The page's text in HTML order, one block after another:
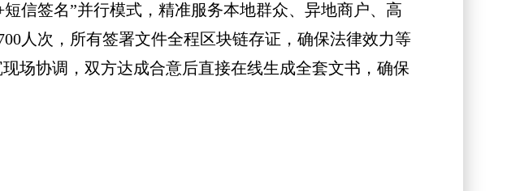
签名”并行模式，精准服务本地群众、异地商户、高
人次，所有签署文件全程区块链存证，确保法律效力等
场协调，双方达成合意后直接在线生成全套文书，确保